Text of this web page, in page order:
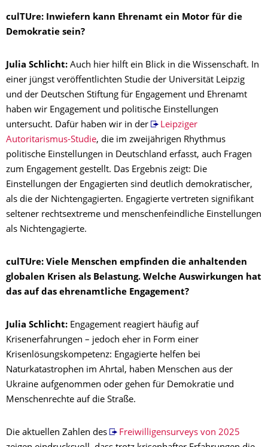
culTUre: Inwiefern kann Ehrenamt ein Motor für die
Demokratie sein?
Julia Schlicht: Auch hier hilft ein Blick in die Wissenschaft. In
einer jüngst veröffentlichten Studie der Universität Leipzig
und der Deutschen Stiftung für Engagement und Ehrenamt
haben wir Engagement und politische Einstellungen
untersucht. Dafür haben wir in der
Leipziger
Autoritarismus-Studie, die im zweijährigen Rhythmus
politische Einstellungen in Deutschland erfasst, auch Fragen
zum Engagement gestellt. Das Ergebnis zeigt: Die
Einstellungen der Engagierten sind deutlich demokratischer,
als die der Nichtengagierten. Engagierte vertreten signifikant
seltener rechtsextreme und menschenfeindliche Einstellungen
als Nichtengagierte.
culTUre: Viele Menschen empfinden die anhaltenden
globalen Krisen als Belastung. Welche Auswirkungen hat
das auf das ehrenamtliche Engagement?
Julia Schlicht: Engagement reagiert häufig auf
Krisenerfahrungen – jedoch eher in Form einer
Krisenlösungskompetenz: Engagierte helfen bei
Naturkatastrophen im Ahrtal, haben Menschen aus der
Ukraine aufgenommen oder gehen für Demokratie und
Menschenrechte auf die Straße.
Die aktuellen Zahlen des
Freiwilligensurveys von 2025